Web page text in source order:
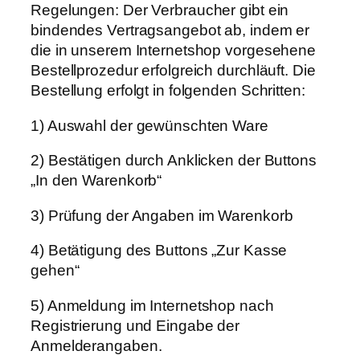
Regelungen: Der Verbraucher gibt ein
bindendes Vertragsangebot ab, indem er
die in unserem Internetshop vorgesehene
Bestellprozedur erfolgreich durchläuft. Die
Bestellung erfolgt in folgenden Schritten:
1) Auswahl der gewünschten Ware
2) Bestätigen durch Anklicken der Buttons
„In den Warenkorb“
3) Prüfung der Angaben im Warenkorb
4) Betätigung des Buttons „Zur Kasse
gehen“
5) Anmeldung im Internetshop nach
Registrierung und Eingabe der
Anmelderangaben.